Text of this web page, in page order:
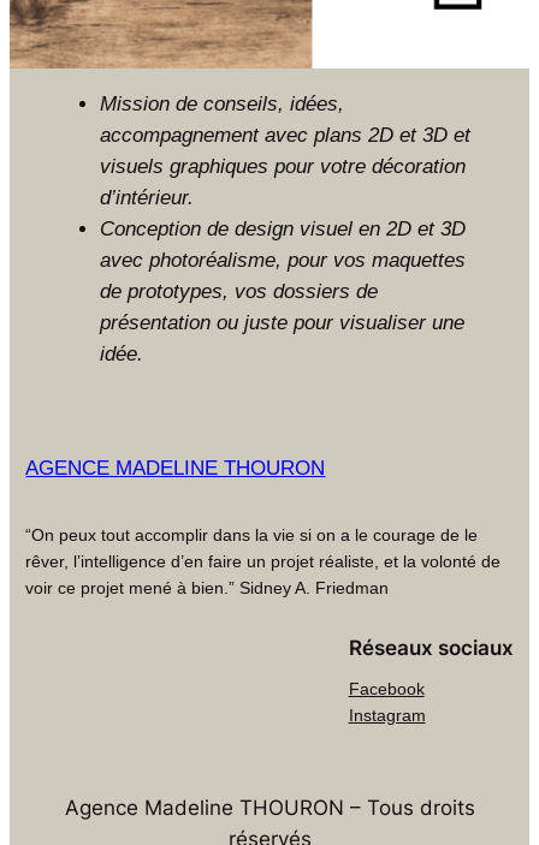
Mission de conseils, idées,
accompagnement avec plans 2D et 3D et
visuels graphiques pour votre décoration
d’intérieur.
Conception de design visuel en 2D et 3D
avec photoréalisme, pour vos maquettes
de prototypes, vos dossiers de
présentation ou juste pour visualiser une
idée.
AGENCE MADELINE THOURON
“On peux tout accomplir dans la vie si on a le courage de le
rêver, l’intelligence d’en faire un projet réaliste, et la volonté de
voir ce projet mené à bien.” Sidney A. Friedman
Réseaux sociaux
Facebook
Instagram
Agence Madeline THOURON – Tous droits
réservés